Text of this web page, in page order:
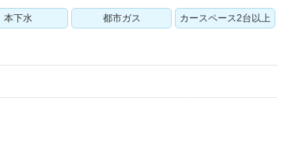
本下水 都市ガス カースペース2台以上